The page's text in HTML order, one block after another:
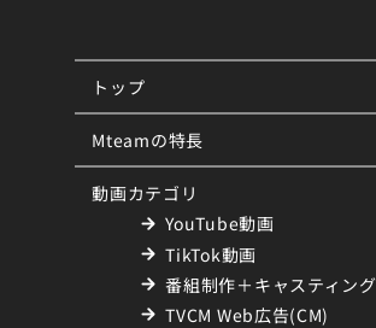
トップ
Mteamの特長
動画カテゴリ
YouTube動画
TikTok動画
番組制作＋キャスティング
TVCM Web広告(CM)